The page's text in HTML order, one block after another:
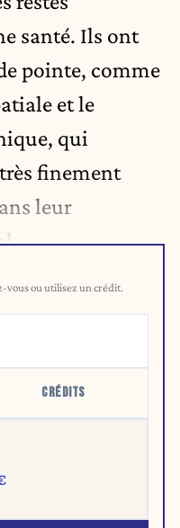
santé. Ils ont
pointe, comme
et le
qui
finement
leur
vous ou utilisez un crédit.
CRÉDITS